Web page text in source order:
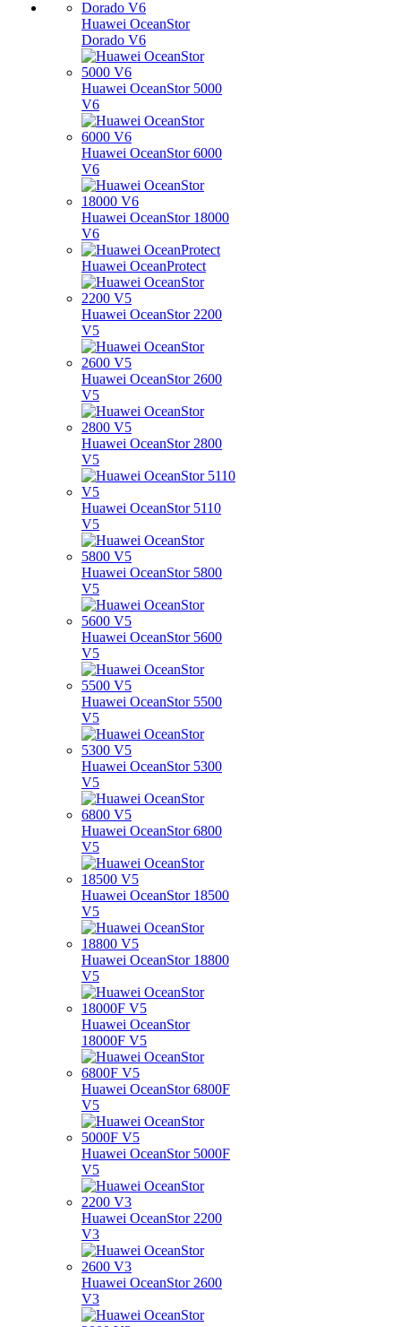
Huawei OceanStor
Dorado V6
Huawei OceanStor 5000
V6
Huawei OceanStor 6000
V6
Huawei OceanStor 18000
V6
Huawei OceanProtect
Huawei OceanStor 2200
V5
Huawei OceanStor 2600
V5
Huawei OceanStor 2800
V5
Huawei OceanStor 5110
V5
Huawei OceanStor 5800
V5
Huawei OceanStor 5600
V5
Huawei OceanStor 5500
V5
Huawei OceanStor 5300
V5
Huawei OceanStor 6800
V5
Huawei OceanStor 18500
V5
Huawei OceanStor 18800
V5
Huawei OceanStor
18000F V5
Huawei OceanStor 6800F
V5
Huawei OceanStor 5000F
V5
Huawei OceanStor 2200
V3
Huawei OceanStor 2600
V3